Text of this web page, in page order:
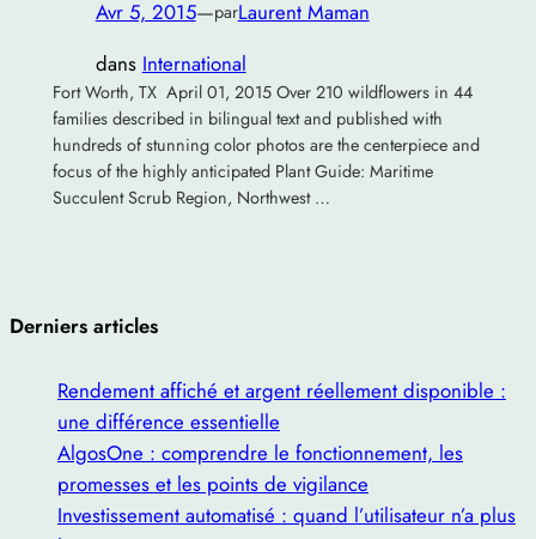
Avr 5, 2015—parLaurent Maman
dans International
Fort Worth, TX April 01, 2015 Over 210 wildflowers in 44
families described in bilingual text and published with
hundreds of stunning color photos are the centerpiece and
focus of the highly anticipated Plant Guide: Maritime
Succulent Scrub Region, Northwest …
Derniers articles
Rendement affiché et argent réellement disponible :
une différence essentielle
AlgosOne : comprendre le fonctionnement, les
promesses et les points de vigilance
Investissement automatisé : quand l’utilisateur n’a plus